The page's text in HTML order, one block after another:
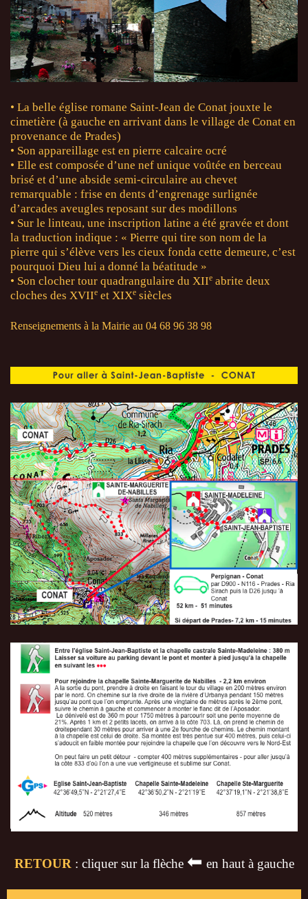
• La belle église romane Saint-Jean de Conat jouxte le
cimetière (à gauche en arrivant dans le village de Conat en
provenance de Prades)
• Son appareillage est en pierre calcaire ocré
• Elle est composée d’une nef unique voûtée en berceau
brisé et d’une abside semi-circulaire au chevet
remarquable : frise en dents d’engrenage surlignée
d’arcades aveugles reposant sur des modillons
• Sur le linteau, une inscription latine a été gravée et dont
la traduction indique : « Pierre qui tire son nom de la
pierre qui s’élève vers les cieux fonda cette demeure, c’est
pourquoi Dieu lui a donné la béatitude »
• Son clocher tour quadrangulaire du XIIe abrite deux
cloches des XVIIe et XIXe siècles
Renseignements à la Mairie au 04 68 96 38 98
RETOUR : cliquer sur la flèche ⬅ en haut à gauche